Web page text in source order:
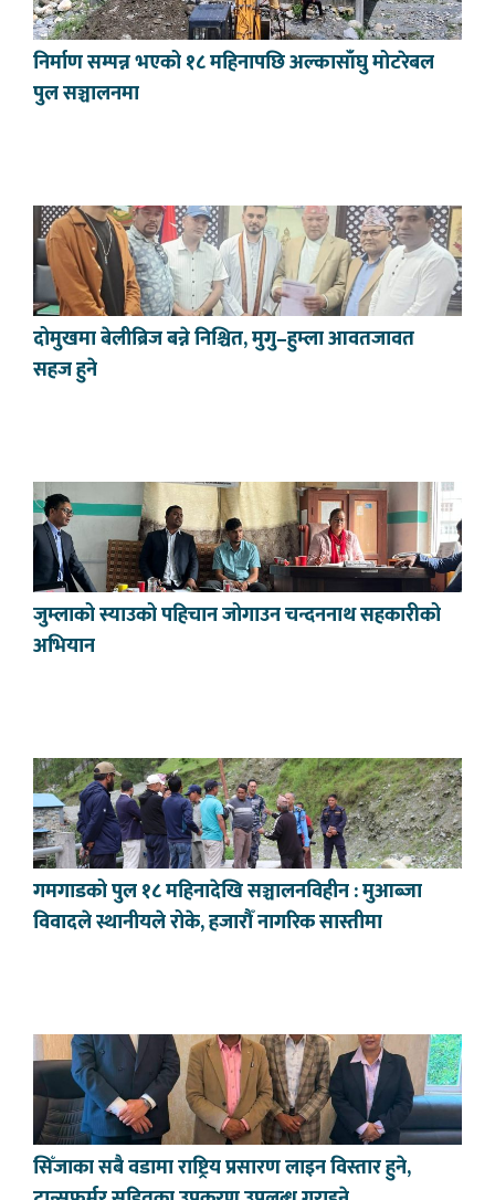
निर्माण सम्पन्न भएको १८ महिनापछि अल्कासाँघु मोटरेबल
पुल सञ्चालनमा
दोमुखमा बेलीब्रिज बन्ने निश्चित, मुगु–हुम्ला आवतजावत
सहज हुने
जुम्लाको स्याउको पहिचान जोगाउन चन्दननाथ सहकारीको
अभियान
गमगाडको पुल १८ महिनादेखि सञ्चालनविहीन : मुआब्जा
विवादले स्थानीयले रोके, हजारौँ नागरिक सास्तीमा
सिँजाका सबै वडामा राष्ट्रिय प्रसारण लाइन विस्तार हुने,